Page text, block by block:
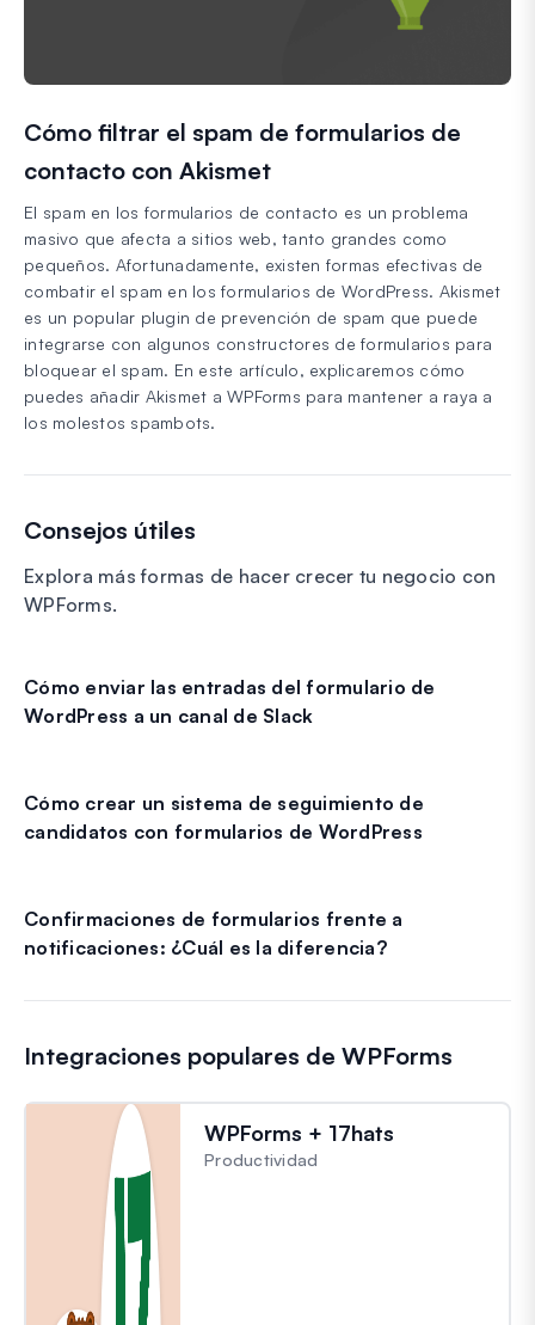
Cómo filtrar el spam de formularios de
contacto con Akismet
El spam en los formularios de contacto es un problema
masivo que afecta a sitios web, tanto grandes como
pequeños. Afortunadamente, existen formas efectivas de
combatir el spam en los formularios de WordPress. Akismet
es un popular plugin de prevención de spam que puede
integrarse con algunos constructores de formularios para
bloquear el spam. En este artículo, explicaremos cómo
puedes añadir Akismet a WPForms para mantener a raya a
los molestos spambots.
Consejos útiles
Explora más formas de hacer crecer tu negocio con
WPForms.
Cómo enviar las entradas del formulario de
WordPress a un canal de Slack
Cómo crear un sistema de seguimiento de
candidatos con formularios de WordPress
Confirmaciones de formularios frente a
notificaciones: ¿Cuál es la diferencia?
Integraciones populares de WPForms
WPForms + 17hats
Productividad